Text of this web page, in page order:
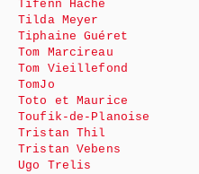
Tifenn Hache
Tilda Meyer
Tiphaine Guéret
Tom Marcireau
Tom Vieillefond
TomJo
Toto et Maurice
Toufik-de-Planoise
Tristan Thil
Tristan Vebens
Ugo Trelis